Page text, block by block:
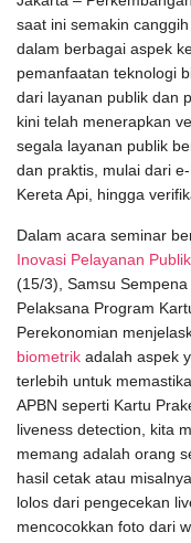
saat ini semakin
dalam berbagai aspek
pemanfaatan teknologi
dari layanan publik dan
kini telah menerapkan
segala layanan publik
dan praktis, mulai dari
Kereta Api, hingga
Dalam acara seminar
Inovasi Pelayanan Publik
(15/3), Samsu
Pelaksana Program
Perekonomian
biometrik adalah aspek
terlebih untuk
APBN seperti Kartu
liveness detection, kita
memang adalah orang
hasil cetak atau
lolos dari pengecekan
mencocokkan foto dari